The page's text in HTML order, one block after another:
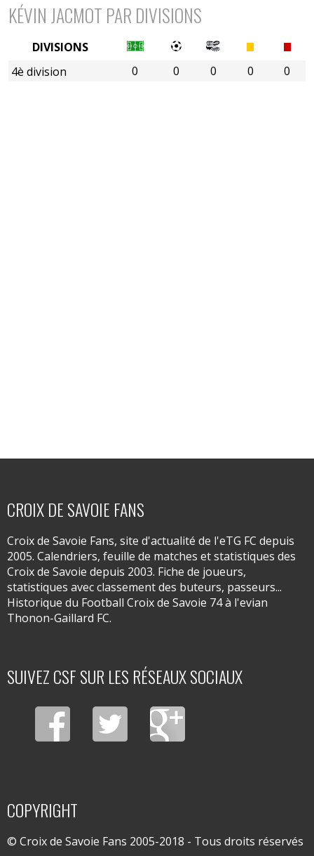
KÉVIN JACMOT PAR DIVISIONS
0 0 0 0 0
DIVISIONS
4è division
CROIX DE SAVOIE FANS
Croix de Savoie Fans, site d'actualité de l'eTG FC depuis
2005. Calendriers, feuille de matches et statistiques des
Croix de Savoie depuis 2003. Fiche de joueurs,
statistiques avec classement des buteurs, passeurs...
Historique du Football Croix de Savoie 74 à l'evian
Thonon-Gaillard FC.
SUIVEZ CSF SUR LES RÉSEAUX SOCIAUX
COPYRIGHT
© Croix de Savoie Fans 2005-2018 - Tous droits réservés